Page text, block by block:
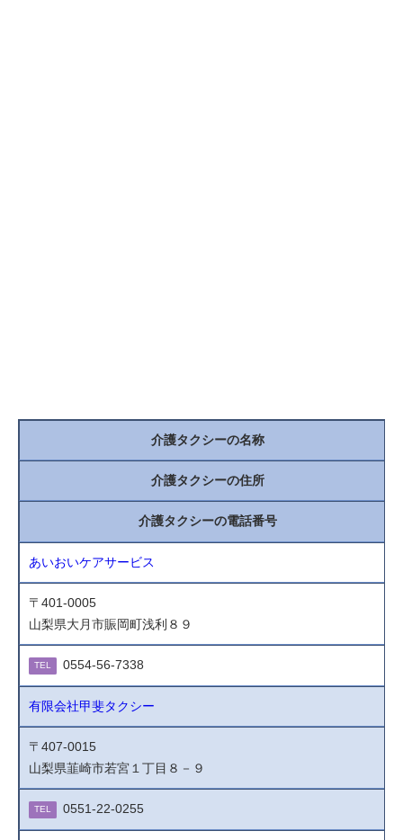
介護タクシーの名称
介護タクシーの住所
介護タクシーの電話番号
あいおいケアサービス
〒401-0005
山梨県大月市賑岡町浅利８９
TEL 0554-56-7338
有限会社甲斐タクシー
〒407-0015
山梨県韮崎市若宮１丁目８－９
TEL 0551-22-0255